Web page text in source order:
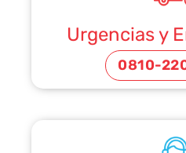
Urgencias y
0810-